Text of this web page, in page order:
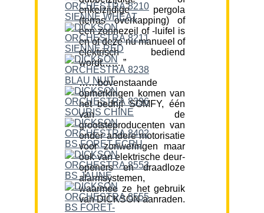
enkelzijdige pergola
(terras overkapping) of
een zonnezeil of -luifel is
en of deze nu manueel of
elektrisch bediend
wordt…….”
……bovenstaande
opmerkingen komen van
het bedrijf SOMFY, één
van de
grootsteproducenten van
onder andere motorisatie
voor zonweringen maar
ook van elektrische deur-
openers en draadloze
alarmsystemen,
waarmee ze het gebruik
van DICKSON aanraden.